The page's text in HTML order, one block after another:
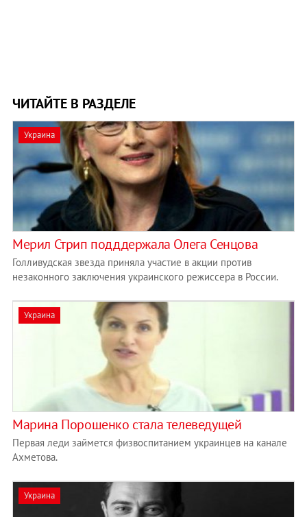
ЧИТАЙТЕ В РАЗДЕЛЕ
Украина
Мерил Стрип подддержала Олега Сенцова
Голливудская звезда приняла участие в акции против
незаконного заключения украинского режиссера в России.
Украина
Марина Порошенко стала телеведущей
Первая леди займется физвоспитанием украинцев на канале
Ахметова.
Украина